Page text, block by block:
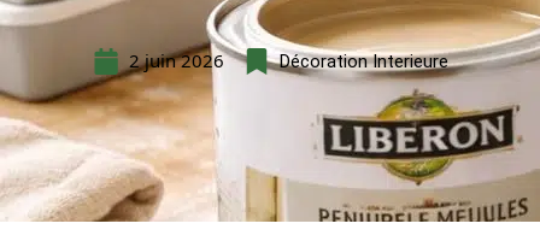
2 juin 2026 Décoration Interieure